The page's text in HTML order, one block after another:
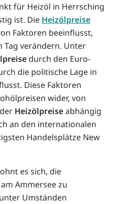
für Heizöl in Herrsching
ist. Die Heizölpreise
Faktoren beeinflusst,
Tag verändern. Unter
durch den Euro-
die politische Lage in
Diese Faktoren
wider, von
Heizölpreiseabhängig
an den internationalen
Handelsplätze New
es sich, die
Ammersee zu
Umständen